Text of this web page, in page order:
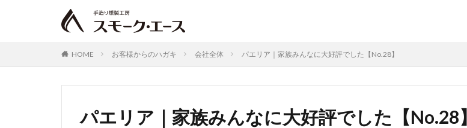
HOME お客様からのハガキ 会社全体 パエリア｜家族みんなに大好評でした【No.28】
パエリア｜家族みんなに大好評でした【No.28】